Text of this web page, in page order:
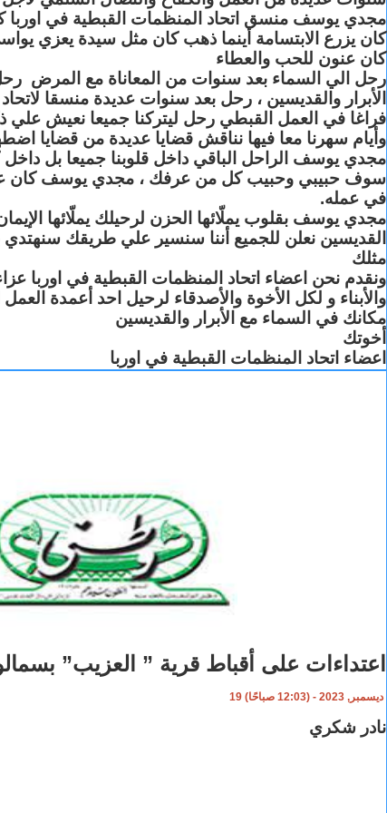
مجدي يوسف منسق اتحاد المنظمات القبطية في اوربا
كان يزرع الابتسامة أينما ذهب كان مثل سيدة يعزي
كان عنون للحب والعطاء
رحل الي السماء بعد سنوات من المعاناة مع المرض
الأبرار والقديسين ، رحل بعد سنوات عديدة منسقا
فراغا في العمل القبطي رحل ليتركنا جميعا نعيش علي
وأيام سهرنا معا فيها نناقش قضايا عديدة من قضايا
مجدي يوسف الراحل الباقي داخل قلوبنا جميعا بل
سوف حبيبي وحبيب كل من عرفك ، مجدي يوسف كان
في عمله.
مجدي يوسف بقلوب يملّائها الحزن لرحيلك يملّائها الإيمان
القديسين نعلن للجميع أننا سنسير علي طريقك
مثلك
ونقدم نحن اعضاء اتحاد المنظمات القبطية في اوربا
والأبناء و لكل الأخوة والأصدقاء لرحيل احد أعمدة
مكانك في السماء مع الأبرار والقديسين
أخوتك
اعضاء اتحاد المنظمات القبطية في اوربا
اعتداءات على أقباط قرية ” العزيب”
19 ديسمبر, 2023 - (12:03 صباحًا)
نادر شكري